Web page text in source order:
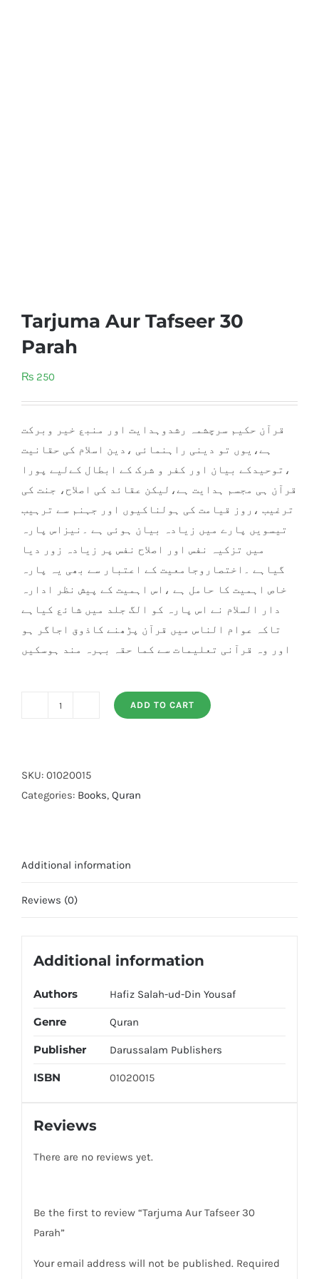
Tarjuma Aur Tafseer 30
Parah
₨ 250
قرآن حکیم سرچشمہ رشدوہدایت اور منبع خیر وبرکت
ہے،یوں تو دینی راہنمائی ،دین اسلام کی حقانیت
،توحیدکے بیان اور کفر و شرک کے ابطال کےلیے پورا
قرآن ہی مجسم ہدایت ہے،لیکن عقائد کی اصلاح، جنت کی
ترغیب ،روز قیامت کی ہولناکیوں اور جہنم سے ترہیب
تیسویں پارے میں زیادہ بیان ہوئی ہے ۔نیزاس پارہ
میں تزکیہ نفس اور اصلاح نفس پر زیادہ زور دیا
گیاہے ۔اختصاروجامعیت کے اعتبار سے بھی یہ پارہ
خاص اہمیت کا حامل ہے ،اس اہمیت کے پیش نظر ادارہ
دار السلام نے اس پارہ کو الگ جلد میں شائع کیاہے
تاکہ عوام الناس میں قرآن پڑھنے کاذوق اجاگر ہو
اور وہ قرآنی تعلیمات سے کما حقہ بہرہ مند ہوسکیں
30
Parah
ADD TO CART
SKU: 01020015
Categories: Books, Quran
Additional information
Reviews (0)
Additional information
Authors Hafiz Salah-ud-Din Yousaf
Genre Quran
Publisher Darussalam Publishers
ISBN 01020015
Reviews
There are no reviews yet.
Be the first to review “Tarjuma Aur Tafseer 30
Parah”
Your email address will not be published. Required